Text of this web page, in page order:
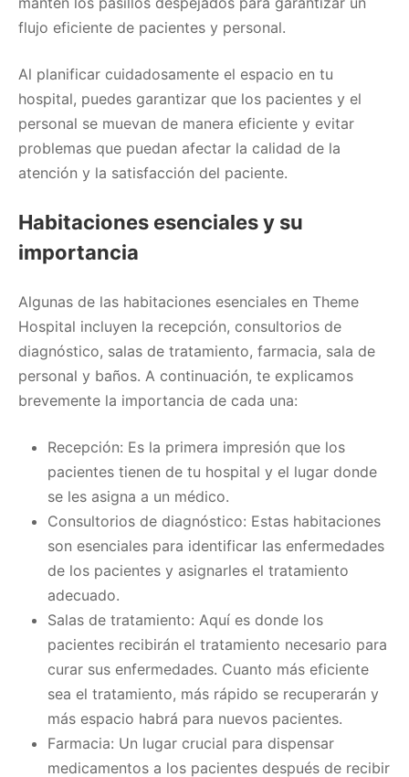
flujo eficiente de pacientes y personal.
Al planificar cuidadosamente el espacio en tu
hospital, puedes garantizar que los pacientes y el
personal se muevan de manera eficiente y evitar
problemas que puedan afectar la calidad de la
atención y la satisfacción del paciente.
Habitaciones esenciales y su
importancia
Algunas de las habitaciones esenciales en Theme
Hospital incluyen la recepción, consultorios de
diagnóstico, salas de tratamiento, farmacia, sala de
personal y baños. A continuación, te explicamos
brevemente la importancia de cada una:
Recepción: Es la primera impresión que los
pacientes tienen de tu hospital y el lugar donde
se les asigna a un médico.
Consultorios de diagnóstico: Estas habitaciones
son esenciales para identificar las enfermedades
de los pacientes y asignarles el tratamiento
adecuado.
Salas de tratamiento: Aquí es donde los
pacientes recibirán el tratamiento necesario para
curar sus enfermedades. Cuanto más eficiente
sea el tratamiento, más rápido se recuperarán y
más espacio habrá para nuevos pacientes.
Farmacia: Un lugar crucial para dispensar
medicamentos a los pacientes después de recibir